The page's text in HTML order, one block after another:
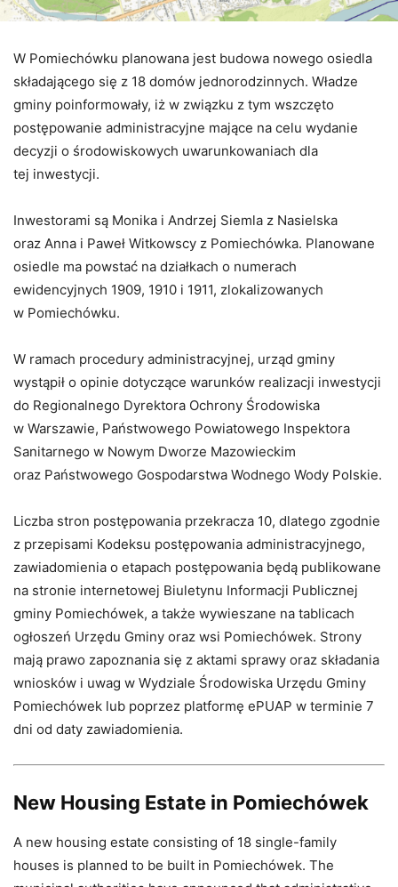
W Pomiechówku planowana jest budowa nowego osiedla
składającego się z 18 domów jednorodzinnych. Władze
gminy poinformowały, iż w związku z tym wszczęto
postępowanie administracyjne mające na celu wydanie
decyzji o środowiskowych uwarunkowaniach dla
tej inwestycji.
Inwestorami są Monika i Andrzej Siemla z Nasielska
oraz Anna i Paweł Witkowscy z Pomiechówka. Planowane
osiedle ma powstać na działkach o numerach
ewidencyjnych 1909, 1910 i 1911, zlokalizowanych
w Pomiechówku.
W ramach procedury administracyjnej, urząd gminy
wystąpił o opinie dotyczące warunków realizacji inwestycji
do Regionalnego Dyrektora Ochrony Środowiska
w Warszawie, Państwowego Powiatowego Inspektora
Sanitarnego w Nowym Dworze Mazowieckim
oraz Państwowego Gospodarstwa Wodnego Wody Polskie.
Liczba stron postępowania przekracza 10, dlatego zgodnie
z przepisami Kodeksu postępowania administracyjnego,
zawiadomienia o etapach postępowania będą publikowane
na stronie internetowej Biuletynu Informacji Publicznej
gminy Pomiechówek, a także wywieszane na tablicach
ogłoszeń Urzędu Gminy oraz wsi Pomiechówek. Strony
mają prawo zapoznania się z aktami sprawy oraz składania
wniosków i uwag w Wydziale Środowiska Urzędu Gminy
Pomiechówek lub poprzez platformę ePUAP w terminie 7
dni od daty zawiadomienia.
New Housing Estate in Pomiechówek
A new housing estate consisting of 18 single-family
houses is planned to be built in Pomiechówek. The